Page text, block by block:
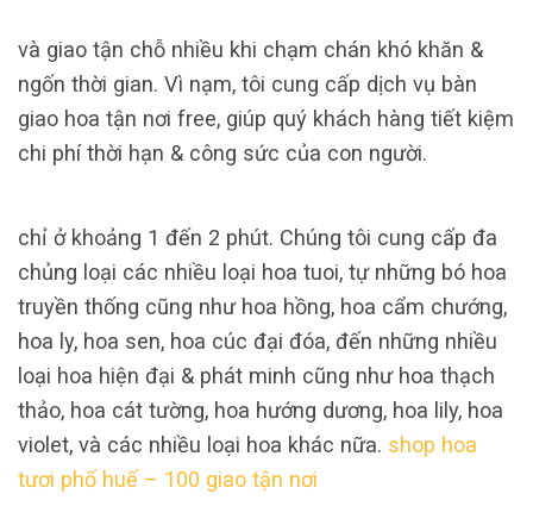
và giao tận chỗ nhiều khi chạm chán khó khăn &
ngốn thời gian. Vì nạm, tôi cung cấp dịch vụ bàn
giao hoa tận nơi free, giúp quý khách hàng tiết kiệm
chi phí thời hạn & công sức của con người.
chỉ ở khoảng 1 đến 2 phút. Chúng tôi cung cấp đa
chủng loại các nhiều loại hoa tuoi, tự những bó hoa
truyền thống cũng như hoa hồng, hoa cẩm chướng,
hoa ly, hoa sen, hoa cúc đại đóa, đến những nhiều
loại hoa hiện đại & phát minh cũng như hoa thạch
thảo, hoa cát tường, hoa hướng dương, hoa lily, hoa
violet, và các nhiều loại hoa khác nữa. shop hoa
tươi phố huế – 100 giao tận nơi